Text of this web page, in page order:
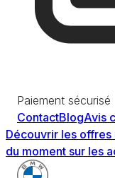
Paiement sécurisé
ContactBlogAvis
Découvrir les offres
du moment sur les